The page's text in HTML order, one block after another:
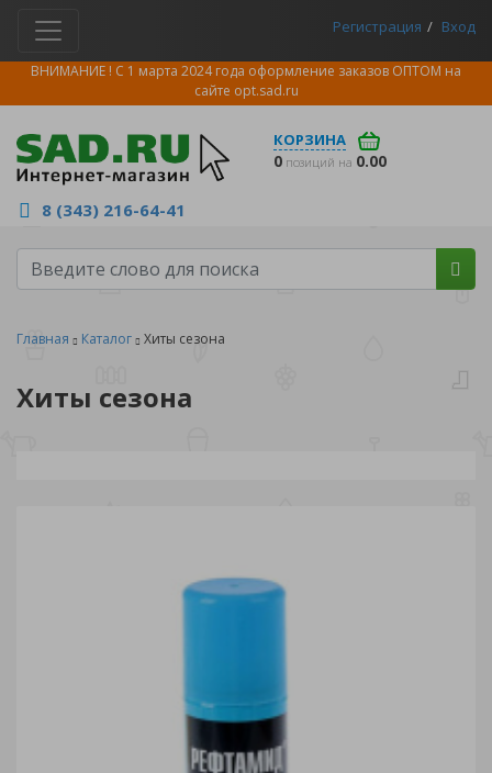
Регистрация Вход
ВНИМАНИЕ ! С 1 марта 2024 года оформление заказов ОПТОМ на
сайте opt.sad.ru
КОРЗИНА
0 позиций на 0.00
8 (343) 216-64-41
Главная Каталог Хиты сезона
Хиты сезона